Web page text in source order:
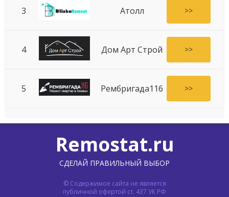
3 Атолл >>
4 Дом Арт Строй >>
5 Рембригада116 >>
Remostat.ru
СДЕЛАЙ ПРАВИЛЬНЫЙ ВЫБОР
© Содержимое сайта не является
публичной офертой ст. 437 УК РФ